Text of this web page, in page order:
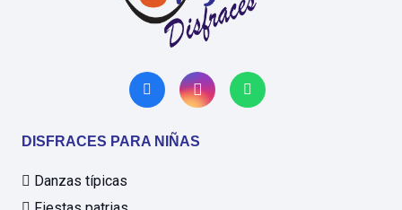
DISFRACES PARA NIÑAS
Danzas típicas